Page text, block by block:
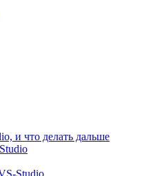
и что делать дальше
Studio